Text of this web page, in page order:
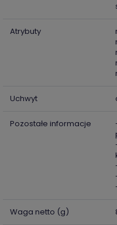
Atrybuty
Uchwyt
Pozostałe informacje
Waga netto (g)